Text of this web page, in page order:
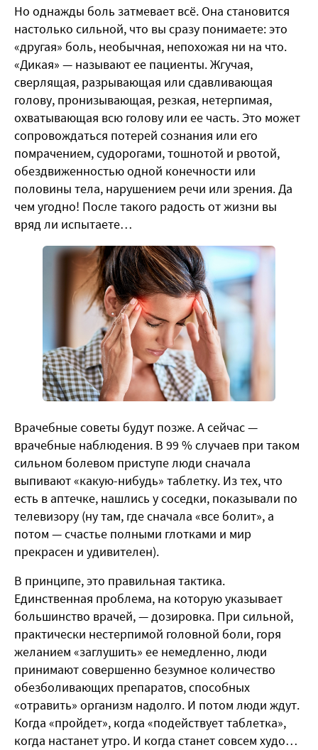
Но однажды боль затмевает всё. Она становится
настолько сильной, что вы сразу понимаете: это
«другая» боль, необычная, непохожая ни на что.
«Дикая» — называют ее пациенты. Жгучая,
сверлящая, разрывающая или сдавливающая
голову, пронизывающая, резкая, нетерпимая,
охватывающая всю голову или ее часть. Это может
сопровождаться потерей сознания или его
помрачением, судорогами, тошнотой и рвотой,
обездвиженностью одной конечности или
половины тела, нарушением речи или зрения. Да
чем угодно! После такого радость от жизни вы
вряд ли испытаете…
Врачебные советы будут позже. А сейчас —
врачебные наблюдения. В 99 % случаев при таком
сильном болевом приступе люди сначала
выпивают «какую-нибудь» таблетку. Из тех, что
есть в аптечке, нашлись у соседки, показывали по
телевизору (ну там, где сначала «все болит», а
потом — счастье полными глотками и мир
прекрасен и удивителен).
В принципе, это правильная тактика.
Единственная проблема, на которую указывает
большинство врачей, — дозировка. При сильной,
практически нестерпимой головной боли, горя
желанием «заглушить» ее немедленно, люди
принимают совершенно безумное количество
обезболивающих препаратов, способных
«отравить» организм надолго. И потом люди ждут.
Когда «пройдет», когда «подействует таблетка»,
когда настанет утро. И когда станет совсем худо…